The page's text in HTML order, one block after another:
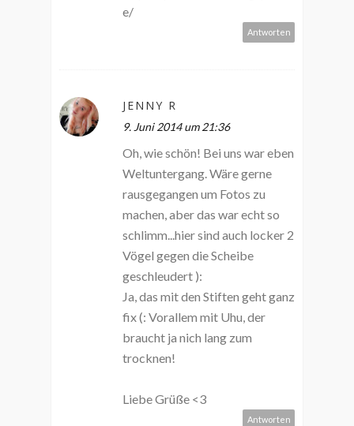
e/
Antworten
JENNY R
9. Juni 2014 um 21:36
Oh, wie schön! Bei uns war eben
Weltuntergang. Wäre gerne
rausgegangen um Fotos zu
machen, aber das war echt so
schlimm...hier sind auch locker 2
Vögel gegen die Scheibe
geschleudert ):
Ja, das mit den Stiften geht ganz
fix (: Vorallem mit Uhu, der
braucht ja nich lang zum
trocknen!
Liebe Grüße <3
Antworten